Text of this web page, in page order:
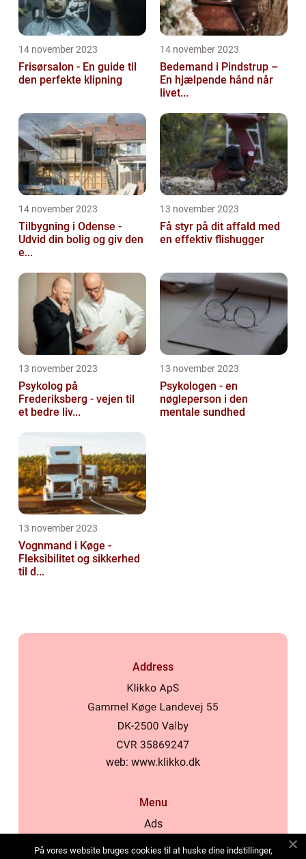
14 november 2023
Frisørsalon - En guide til
den perfekte klipning
14 november 2023
Bedemand i Pindstrup –
En hjælpende hånd når
livet...
14 november 2023
Tilbygning i Odense -
Udvid din bolig og giv den
e...
13 november 2023
Få styr på dit affald med
en effektiv flishugger
13 november 2023
Psykolog på
Frederiksberg - vejen til
et bedre liv...
13 november 2023
Psykologen - en
nøgleperson i den
mentale sundhed
13 november 2023
Vognmand i Køge -
Fleksibilitet og sikkerhed
til d...
Address
web: www.klikko.dk
Menu
Ads
På vores website bruges cookies til at huske dine indstillinger,